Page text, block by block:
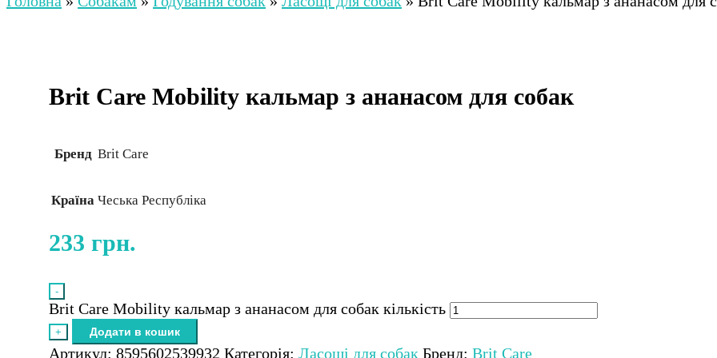
Brit Care Mobility кальмар з ананасом для собак
Бренд Brit Care
Країна Чеська Республіка
233грн.
-
Brit Care Mobility кальмар з ананасом для собак кількість
+ Додати в кошик
Артикул:8595602539932 Категорія:Ласощі для собак Бренд:Brit Care